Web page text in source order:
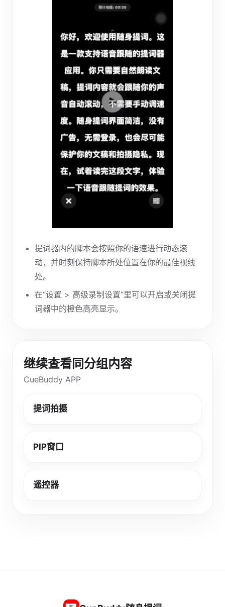
提词器内的脚本会按照你的语速进行动态滚
动，并时刻保持脚本所处位置在你的最佳视线
处。
在“设置 > 高级录制设置”里可以开启或关闭提
词器中的橙色高亮显示。
继续查看同分组内容
CueBuddy APP
提词拍摄
PIP窗口
遥控器